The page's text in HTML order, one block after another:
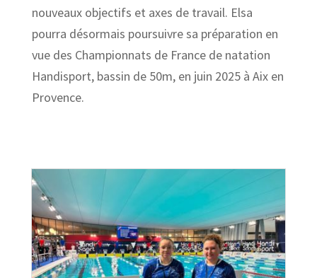
nouveaux objectifs et axes de travail. Elsa
pourra désormais poursuivre sa préparation en
vue des Championnats de France de natation
Handisport, bassin de 50m, en juin 2025 à Aix en
Provence.